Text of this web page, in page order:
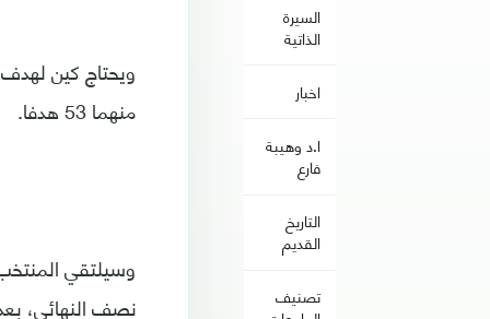
السيرة
الذاتية
اخبار
ا.د وهيبة
فارع
التاريخ
القديم
تصنيف
ويحتاج كين
منهما 53 هدفا.
وسيلتقي
نصف النهائي،